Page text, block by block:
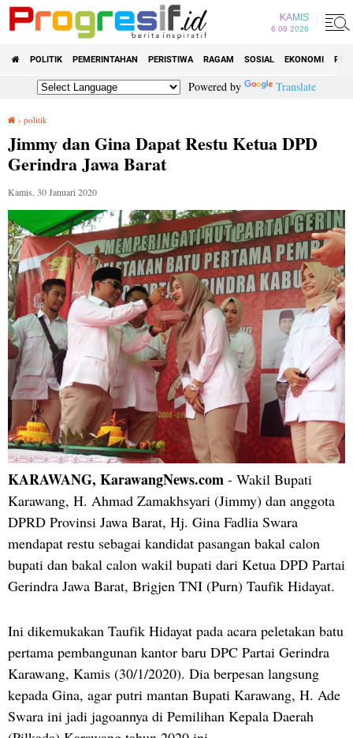
KAMIS
6 08 2026
POLITIK PEMERINTAHAN PERISTIWA RAGAM SOSIAL EKONOMI
Powered by Translate
› politik
Jimmy dan Gina Dapat Restu Ketua DPD
Gerindra Jawa Barat
Kamis, 30 Januari 2020
KARAWANG, KarawangNews.com - Wakil Bupati
Karawang, H. Ahmad Zamakhsyari (Jimmy) dan anggota
DPRD Provinsi Jawa Barat, Hj. Gina Fadlia Swara
mendapat restu sebagai kandidat pasangan bakal calon
bupati dan bakal calon wakil bupati dari Ketua DPD Partai
Gerindra Jawa Barat, Brigjen TNI (Purn) Taufik Hidayat.
Ini dikemukakan Taufik Hidayat pada acara peletakan batu
pertama pembangunan kantor baru DPC Partai Gerindra
Karawang, Kamis (30/1/2020). Dia berpesan langsung
kepada Gina, agar putri mantan Bupati Karawang, H. Ade
Swara ini jadi jagoannya di Pemilihan Kepala Daerah